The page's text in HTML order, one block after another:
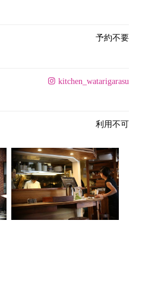
予約不要
kitchen_watarigarasu
利用不可